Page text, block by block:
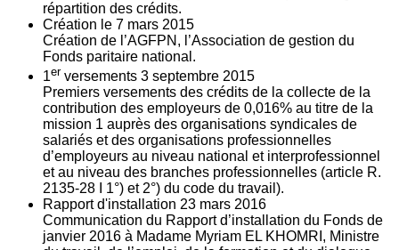
répartition des crédits.
Création le 7 mars 2015
Création de l’AGFPN, l’Association de gestion du
Fonds paritaire national.
1er versements 3 septembre 2015
Premiers versements des crédits de la collecte de la
contribution des employeurs de 0,016% au titre de la
mission 1 auprès des organisations syndicales de
salariés et des organisations professionnelles
d’employeurs au niveau national et interprofessionnel
et au niveau des branches professionnelles (article R.
2135‐28 I 1°) et 2°) du code du travail).
Rapport d'installation 23 mars 2016
Communication du Rapport d’installation du Fonds de
janvier 2016 à Madame Myriam EL KHOMRI, Ministre